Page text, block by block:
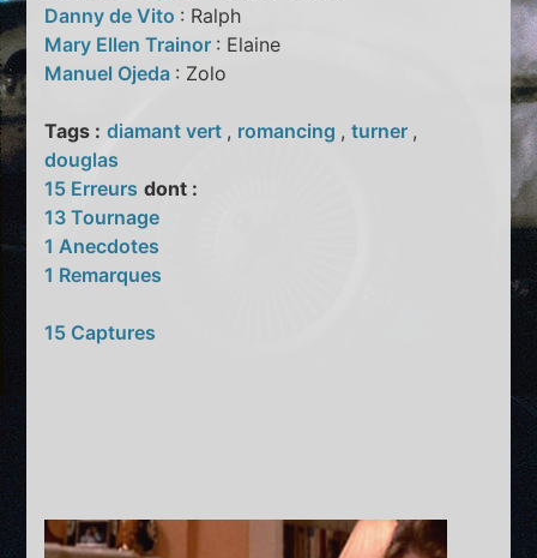
Danny de Vito : Ralph
Mary Ellen Trainor : Elaine
Manuel Ojeda : Zolo
Tags : diamant vert , romancing ,turner ,
douglas
15 Erreurs dont :
13 Tournage
1 Anecdotes
1 Remarques
15 Captures